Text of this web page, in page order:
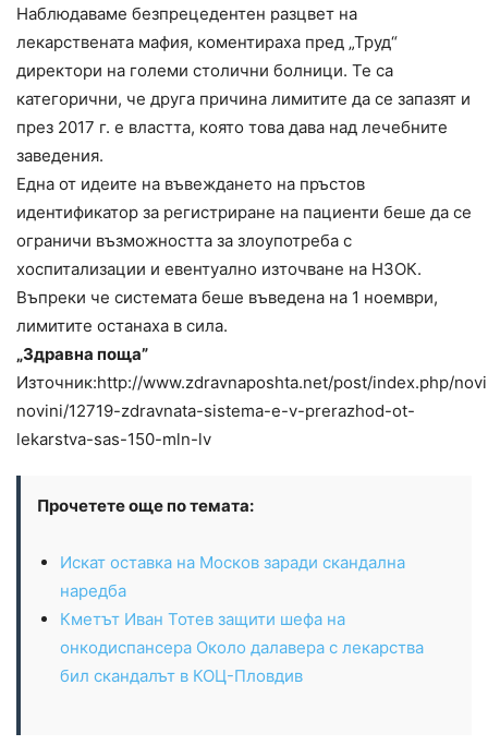
Наблюдаваме безпрецедентен разцвет на
лекарствената мафия, коментираха пред „Труд“
директори на големи столични болници. Те са
категорични, че друга причина лимитите да се запазят и
през 2017 г. е властта, която това дава над лечебните
заведения.
Една от идеите на въвеждането на пръстов
идентификатор за регистриране на пациенти беше да се
ограничи възможността за злоупотреба с
хоспитализации и евентуално източване на НЗОК.
Въпреки че системата беше въведена на 1 ноември,
лимитите останаха в сила.
„Здравна поща”
Източник:http://www.zdravnaposhta.net/post/index.php/
novini/12719-zdravnata-sistema-e-v-prerazhod-ot-
lekarstva-sas-150-mln-lv
Прочетете още по темата:
Искат оставка на Москов заради скандална
наредба
Кметът Иван Тотев защити шефа на
онкодиспансера Около далавера с лекарства
бил скандалът в КОЦ-Пловдив